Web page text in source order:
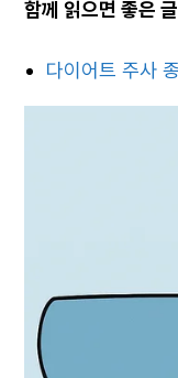
함께 읽으면 좋은 글
다이어트 주사